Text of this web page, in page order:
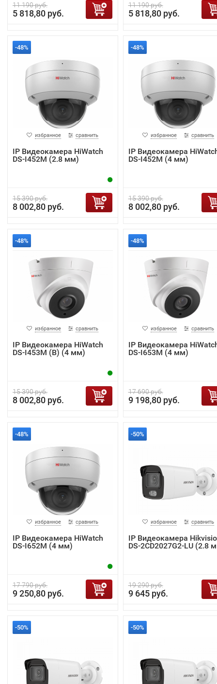
11 190 руб.
5 818,80 руб.
11 190 руб.
5 818,80 руб.
-48%
избранное сравнить
IP Видеокамера HiWatch
DS-I452M (2.8 мм)
15 390 руб.
8 002,80 руб.
-48%
избранное сравнить
IP Видеокамера
DS-I452M (4 мм)
15 390 руб.
8 002,80 руб.
-48%
избранное сравнить
IP Видеокамера HiWatch
DS-I453M (B) (4 мм)
15 390 руб.
8 002,80 руб.
-48%
избранное сравнить
IP Видеокамера
DS-I653M (4 мм)
17 690 руб.
9 198,80 руб.
-48%
избранное сравнить
IP Видеокамера HiWatch
DS-I652M (4 мм)
17 790 руб.
9 250,80 руб.
-50%
избранное сравнить
IP Видеокамера
DS-2CD2027G2-LU (2.8
19 290 руб.
9 645 руб.
-50% -50%